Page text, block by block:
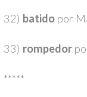
32) batido por
33) rompedor
*****